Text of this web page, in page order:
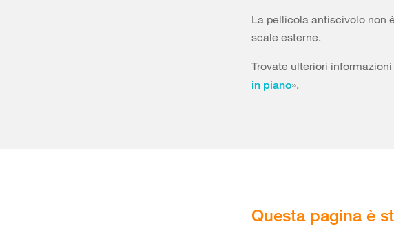
La pellicola antiscivolo non
scale esterne.
Trovate ulteriori
in piano».
Questa pagina è